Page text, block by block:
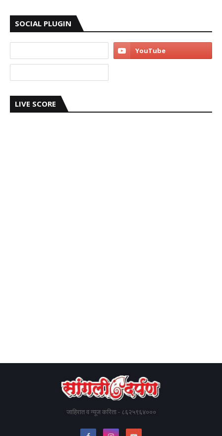
SOCIAL PLUGIN
LIVE SCORE
जाहिरात व न्यूज करिता - ८६२५९६४०००